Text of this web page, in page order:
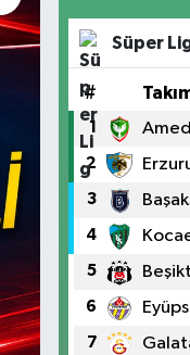
Süper
#
1 Amed
2
3
4
5
6
7